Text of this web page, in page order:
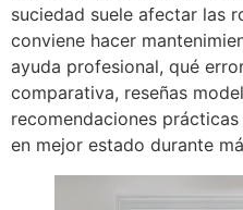
suciedad suele afectar las
conviene hacer
ayuda profesional, qué
comparativa, reseñas
recomendaciones
en mejor estado durante